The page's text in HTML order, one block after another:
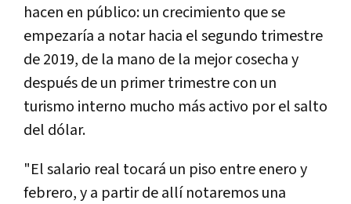
hacen en público: un crecimiento que se
empezaría a notar hacia el segundo trimestre
de 2019, de la mano de la mejor cosecha y
después de un primer trimestre con un
turismo interno mucho más activo por el salto
del dólar.
"El salario real tocará un piso entre enero y
febrero, y a partir de allí notaremos una